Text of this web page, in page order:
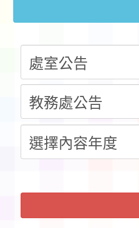
第3次招考
告(不再辦理
檢送「桃園
賽實施要點
本市「115
程安排一案
「桃園市補
展演活動實
請一案